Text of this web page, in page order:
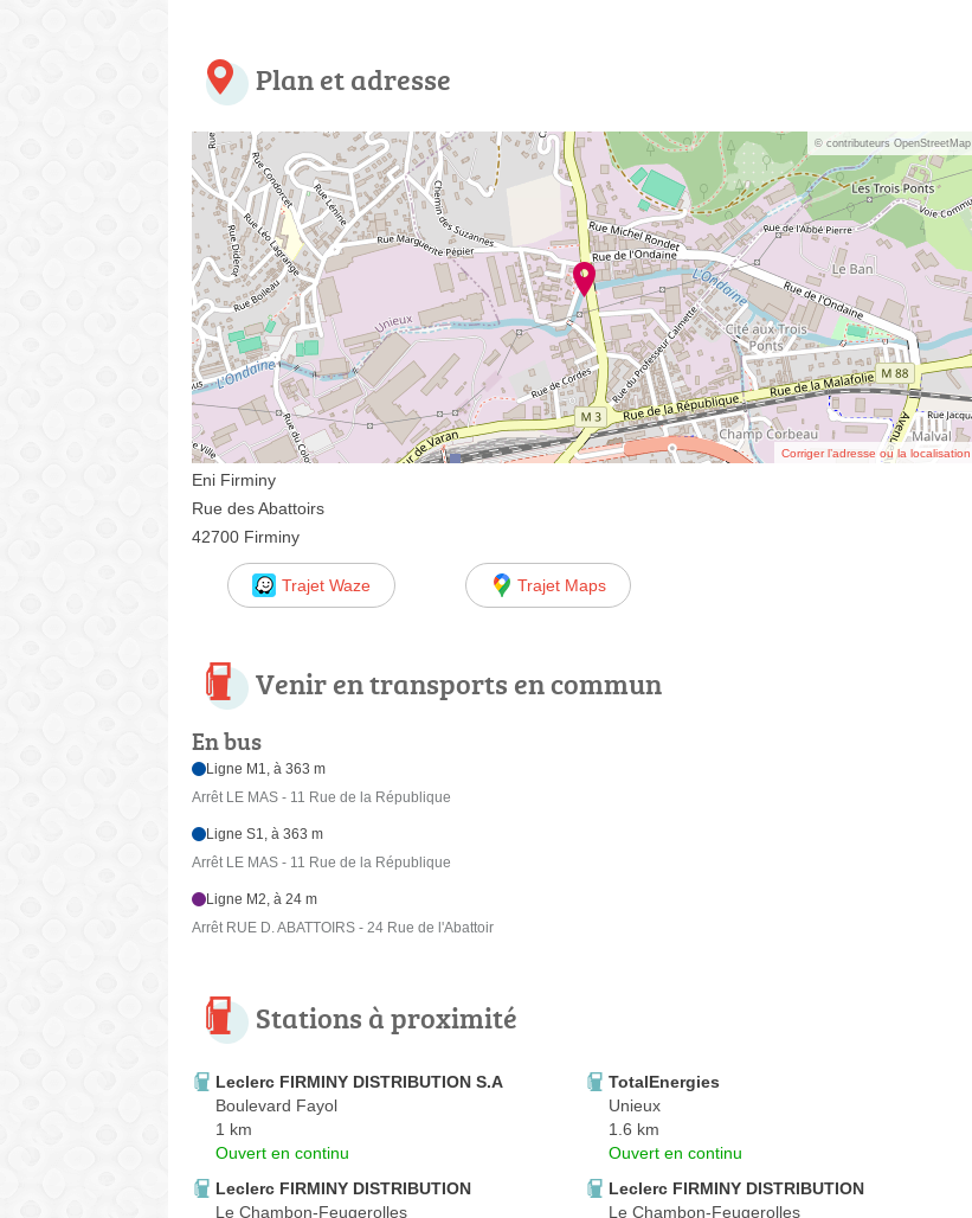
Plan et adresse
© contributeurs OpenStreetMap
Corriger l’adresse ou la localisation
Eni Firminy
Rue des Abattoirs
42700 Firminy
Trajet Waze Trajet Maps
Venir en transports en commun
En bus
Ligne M1, à 363 m
Arrêt LE MAS - 11 Rue de la République
Ligne S1, à 363 m
Arrêt LE MAS - 11 Rue de la République
Ligne M2, à 24 m
Arrêt RUE D. ABATTOIRS - 24 Rue de l'Abattoir
Stations à proximité
Leclerc FIRMINY DISTRIBUTION S.A
Boulevard Fayol
1 km
Ouvert en continu
TotalEnergies
Unieux
1.6 km
Ouvert en continu
Leclerc FIRMINY DISTRIBUTION
Le Chambon-Feugerolles
Leclerc FIRMINY DISTRIBUTION
Le Chambon-Feugerolles